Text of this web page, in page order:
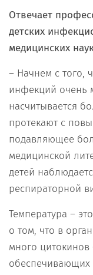
Отвечает
детских
медицинских
– Начнем с того,
инфекций очень
насчитывается
протекают с
подавляющее
медицинской
детей
респираторной
Температура –
о том, что в
много
обеспечивающих